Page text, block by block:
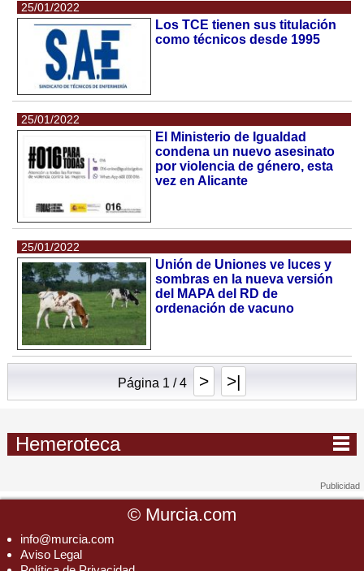
25/01/2022
Los TCE tienen sus titulación
como técnicos desde 1995
25/01/2022
El Ministerio de Igualdad
condena un nuevo asesinato
por violencia de género, esta
vez en Alicante
25/01/2022
Unión de Uniones ve luces y
sombras en la nueva versión
del MAPA del RD de
ordenación de vacuno
Página 1 / 4 > >|
Hemeroteca
© Murcia.com
info@murcia.com
Aviso Legal